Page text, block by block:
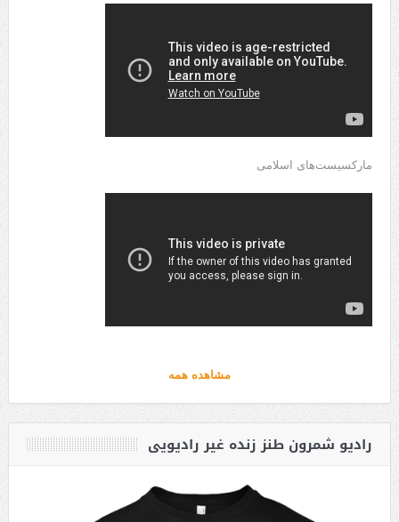
مارکسیست‌های اسلامی
مشاهده همه
رادیو شمرون طنز زنده غیر رادیویی